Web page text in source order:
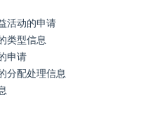
活动的申请
类型信息
申请
分配处理信息